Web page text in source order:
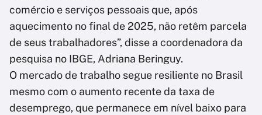
comércio e serviços pessoais que, após
aquecimento no final de 2025, não retêm parcela
de seus trabalhadores”, disse a coordenadora da
pesquisa no IBGE, Adriana Beringuy.
O mercado de trabalho segue resiliente no Brasil
mesmo com o aumento recente da taxa de
desemprego, que permanece em nível baixo para